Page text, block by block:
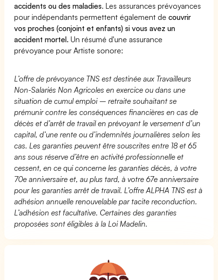
accidents ou des maladies. Les assurances prévoyances
pour indépendants permettent également decouvrir
vos proches (conjoint et enfants) si vous avez un
accident mortel. Un résumé d'une assurance
prévoyance pour Artiste sonore:
L’offre de prévoyance TNS est destinée aux Travailleurs
Non-Salariés Non Agricoles en exercice ou dans une
situation de cumul emploi – retraite souhaitant se
prémunir contre les conséquences financières en cas de
décès et d’arrêt de travail en prévoyant le versement d’un
capital, d’une rente ou d’indemnités journalières selon les
cas. Les garanties peuvent être souscrites entre 18 et 65
ans sous réserve d’être en activité professionnelle et
cessent, en ce qui concerne les garanties décès, à votre
70e anniversaire et, au plus tard, à votre 67e anniversaire
pour les garanties arrêt de travail. L’offre ALPHA TNS est à
adhésion annuelle renouvelable par tacite reconduction.
L’adhésion est facultative. Certaines des garanties
proposées sont éligibles à la Loi Madelin.